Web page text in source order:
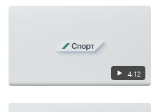
4:12